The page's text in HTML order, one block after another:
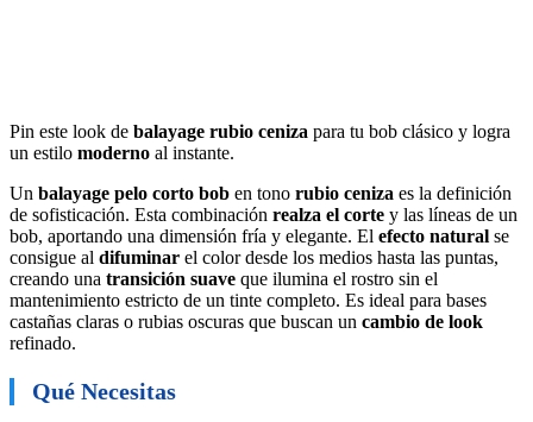
Pin este look de balayage rubio ceniza para tu bob clásico y logra
un estilo moderno al instante.
Un balayage pelo corto bob en tono rubio ceniza es la definición
de sofisticación. Esta combinación realza el corte y las líneas de un
bob, aportando una dimensión fría y elegante. El efecto natural se
consigue al difuminar el color desde los medios hasta las puntas,
creando una transición suave que ilumina el rostro sin el
mantenimiento estricto de un tinte completo. Es ideal para bases
castañas claras o rubias oscuras que buscan un cambio de look
refinado.
Qué Necesitas